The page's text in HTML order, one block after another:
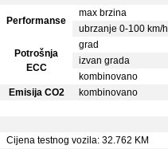
Performanse
max brzina
ubrzanje 0-100 km/h
Potrošnja
ECC
grad
izvan grada
kombinovano
Emisija CO2
kombinovano
Cijena testnog vozila: 32.762 KM